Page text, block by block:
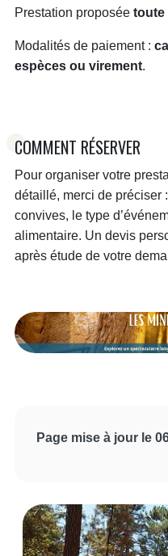
Prestation proposée toute
Modalités de paiement :
espèces ou virement.
COMMENT RÉSERVER
Pour organiser votre
détaillé, merci de préciser
convives, le type
alimentaire. Un devis
après étude de votre
Page mise à jour le